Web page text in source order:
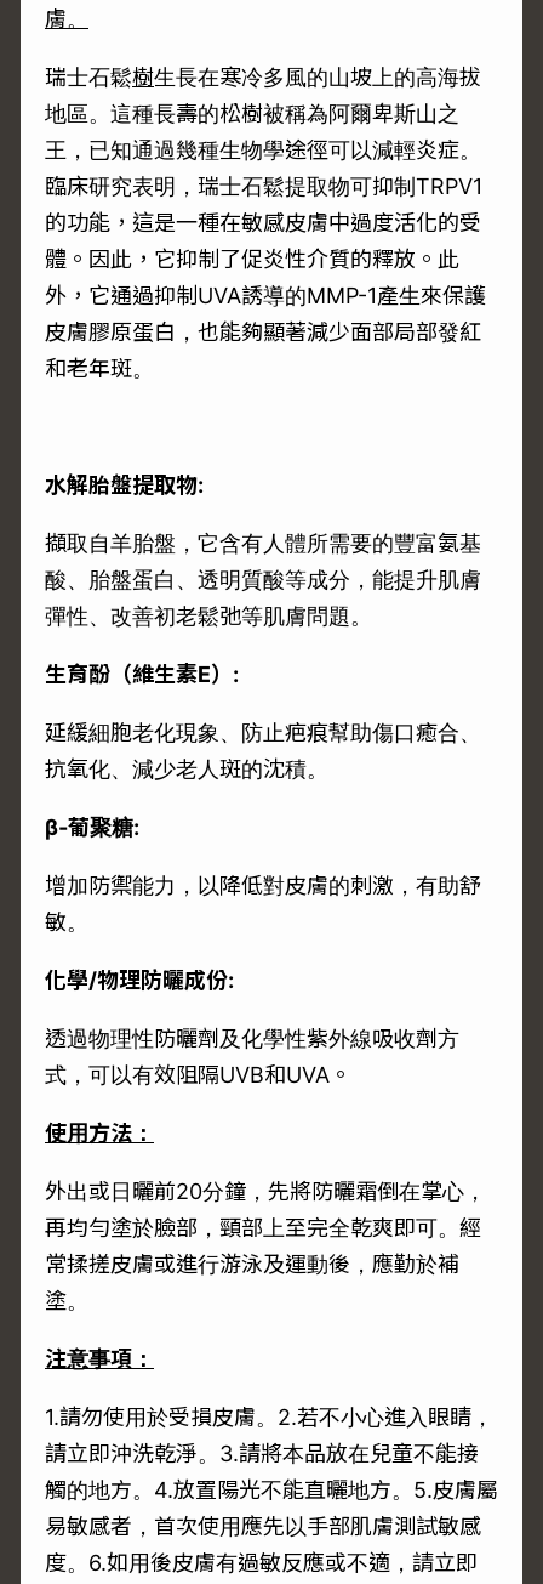
膚。
瑞士石鬆樹生長在寒冷多風的山坡上的高海拔
地區。這種長壽的松樹被稱為阿爾卑斯山之
王，已知通過幾種生物學途徑可以減輕炎症。
臨床研究表明，瑞士石鬆提取物可抑制TRPV1
的功能，這是一種在敏感皮膚中過度活化的受
體。因此，它抑制了促炎性介質的釋放。此
外，它通過抑制UVA誘導的MMP-1產生來保護
皮膚膠原蛋白，也能夠顯著減少面部局部發紅
和老年斑。
水解胎盤提取物:
擷取自羊胎盤，它含有人體所需要的豐富氨基
酸、胎盤蛋白、透明質酸等成分，能提升肌膚
彈性、改善初老鬆弛等肌膚問題。
生育酚（維生素E） :
延緩細胞老化現象、防止疤痕幫助傷口癒合、
抗氧化、減少老人斑的沈積。
β-葡聚糖:
增加防禦能力，以降低對皮膚的刺激，有助舒
敏。
化學/物理防曬成份:
透過物理性防曬劑及化學性紫外線吸收劑方
式，可以有效阻隔UVB和UVA。
使用方法：
外出或日曬前20分鐘，先將防曬霜倒在掌心，
再均勻塗於臉部，頸部上至完全乾爽即可。經
常揉搓皮膚或進行游泳及運動後，應勤於補
塗。
注意事項：
1.請勿使用於受損皮膚。2.若不小心進入眼睛，
請立即沖洗乾淨。3.請將本品放在兒童不能接
觸的地方。4.放置陽光不能直曬地方。5.皮膚屬
易敏感者，首次使用應先以手部肌膚測試敏感
度。6.如用後皮膚有過敏反應或不適，請立即